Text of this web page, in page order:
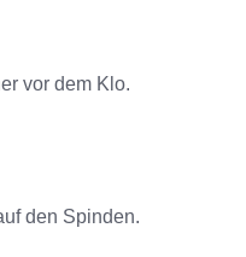
vor dem Klo.
den Spinden.